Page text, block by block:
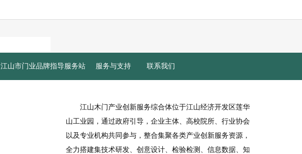
江山市门业品牌指导服务站 服务与支持 联系我们
江山木门产业创新服务综合体位于江山经济开发区莲华
山工业园，通过政府引导，企业主体、高校院所、行业协会
以及专业机构共同参与，整合集聚各类产业创新服务资源，
全力搭建集技术研发、创意设计、检验检测、信息数据、知